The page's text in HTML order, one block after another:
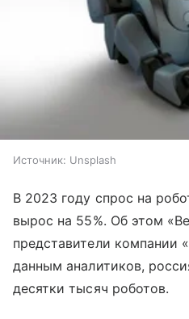
Источник: Unsplash
В 2023 году спрос на
вырос на 55%. Об этом
представители
данным аналитиков,
десятки тысяч роботов.